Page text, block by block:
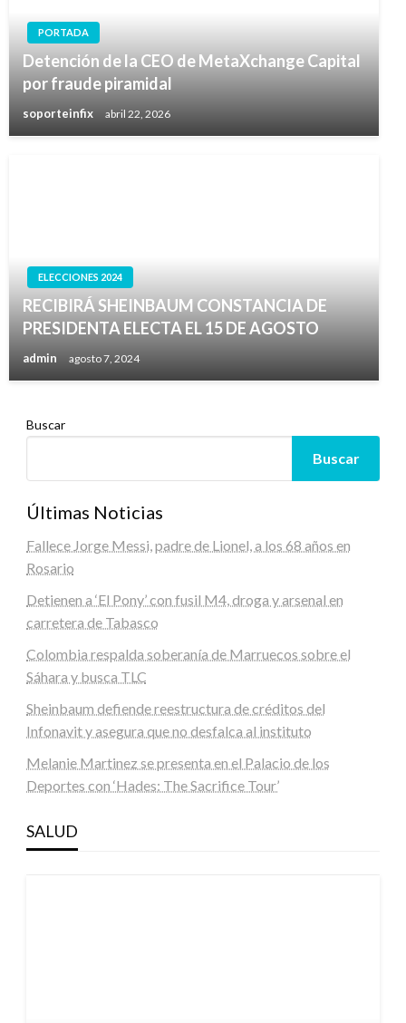
PORTADA
Detención de la CEO de MetaXchange Capital
por fraude piramidal
soporteinfix abril 22, 2026
ELECCIONES 2024
RECIBIRÁ SHEINBAUM CONSTANCIA DE
PRESIDENTA ELECTA EL 15 DE AGOSTO
admin agosto 7, 2024
Buscar
Buscar
Últimas Noticias
Fallece Jorge Messi, padre de Lionel, a los 68 años en
Rosario
Detienen a ‘El Pony’ con fusil M4, droga y arsenal en
carretera de Tabasco
Colombia respalda soberanía de Marruecos sobre el
Sáhara y busca TLC
Sheinbaum defiende reestructura de créditos del
Infonavit y asegura que no desfalca al instituto
Melanie Martinez se presenta en el Palacio de los
Deportes con ‘Hades: The Sacrifice Tour’
SALUD